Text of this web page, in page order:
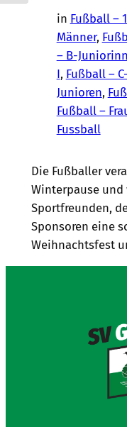
in Fußball –
Männer,
– B-
I, Fußball –
Junioren,
Fußball –
Fussball
Die Fußballer
Winterpause
Sportfreunden,
Sponsoren eine
Weihnachtsfest